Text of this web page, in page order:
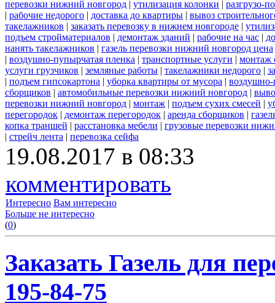
перевозки нижний новгород | утилизация колонки | разгрузо-
| рабочие недорого | доставка до квартиры | вывоз
такелажников | заказать перевозку в нижнем новгороде |
подъем стройматериалов | демонтаж зданий | рабочие на час |
нанять такелажников | газель перевозки нижний новгород цена
| воздушно-пупырчатая пленка | транспортные услуги | монтаж
услуги грузчиков | земляные работы | такелажники недорого |
| подъем гипсокартона | уборка квартиры от мусора | воздушно-
сборщиков | автомобильные перевозки нижний новгород |
перевозки нижний новгород | монтаж | подъем сухих смесей |
перегородок | демонтаж перегородок | аренда сборщиков |
копка траншей | расстановка мебели | грузовые перевозки
| стрейч лента | перевозка сейфа
19.08.2017 в 08:33
комментировать
Интересно Вам интересно
Больше не интересно
(0)
Заказать Газель для
195-84-75